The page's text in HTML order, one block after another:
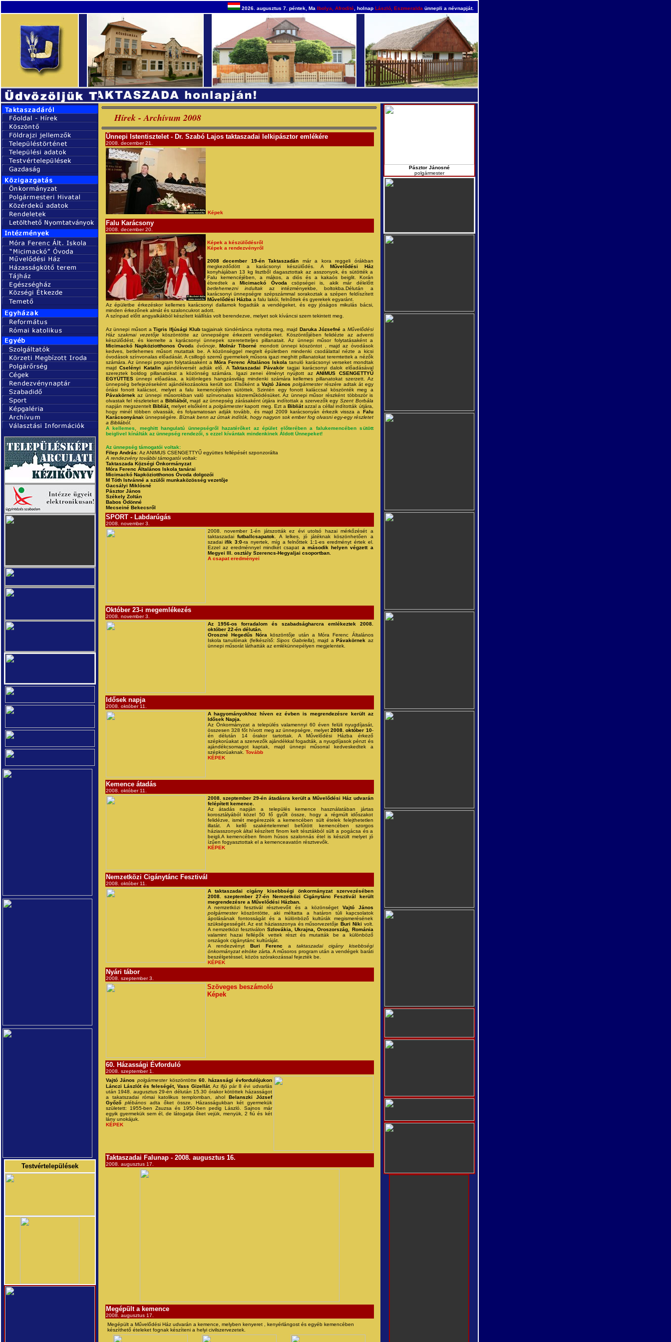
2026. augusztus 7. péntek, Ma Ibolya, Afrodité , holnap László, Eszmeralda ünnepli a névnapját.
Testvértelepülések
Hírek - Archívum 2008
Ünnepi Istentisztelet - Dr. Szabó Lajos taktaszadai lelkipásztor emlékére
2008. december 21.
Képek
Falu Karácsony
2008. december 20.
Képek a készülődésről
Képek a rendezvényről
2008 december 19-én Taktaszadán már a kora reggeli órákban
megkezdődött a karácsonyi készülődés. A Művelődési Ház
konyhájában 13 kg lisztből dagasztottak az asszonyok, és sütötték a
Falu kemencéjében, a mákos, a diós és a kakaós beiglit. Korán
ébredtek aMicimackó Óvoda csöpségei is, akik már délelőtt
betlehemezni indultakaz intézményekbe, boltokba.Délután a
karácsonyi ünnepségre szépszámmal sorakoztak a szépen feldíszített
Művelődési Házba a falu lakói, felnőttek és gyerekek egyaránt.
Az épületbe érkezéskor kellemes karácsonyi dallamok fogadták a vendégeket, és egy jóságos mikulás bácsi,
minden érkezőnek almát és szaloncukrot adott.
A színpad előtt angyalkákból készített kiállítás volt berendezve, melyet sok kíváncsi szem tekintett meg.
Az ünnepi műsort aTigris Ifjúsági Klubtagjainak tündértánca nyitotta meg, majd Daruka Józsefné a Művelődési
Ház szakmai vezetőjeköszöntötte az ünnepségre érkezett vendégeket. Köszöntőjében felidézte az adventi
készülődést, és kiemelte a karácsonyi ünnepek szeretetteljes pillanatait. Az ünnepi műsor folytatásaként a
Micimackó Napköziotthonos Óvoda óvónoje, Molnár Tiborné mondott ünnepi köszöntot , majd az óvodások
kedves, betlehemes műsort mutattak be. A közönséggel megtelt épületben mindenki csodálattal nézte a kicsi
óvodások színvonalas előadását. A csillogó szemű gyermekek műsora igazi meghitt pillanatokat teremtettek a nézők
számára. Az ünnepi program folytatásaként aMóra Ferenc Általános Iskola tanuló karácsonyi verseket mondtak
majdCselényi Katalin ajándékversét adták elő. ATaktaszadai Pávakör tagjai karácsonyi dalok előadásával
szereztek boldog pillanatokat a közönség számára. Igazi zenei élményt nyújtott az ANIMUS CSENGETTYŰ
EGYÜTTESünnepi előadása, a különleges hangzásvilág mindenki számára kellemes pillanatokat szerzett. Az
ünnepség befejezéseként ajándékozásokra került sor. Elsőként a Vajtó János polgármesterrészére adtak át egy
óriási fonott kalácsot, melyet a falu kemencéjében sütöttek. Szintén egy fonott kaláccsal köszönték meg a
Pávakörnek az ünnepi műsorokban való színvonalas közreműködésüket. Az ünnepi műsor részként többször is
olvastak fel részleteket a Bibliából, majd az ünnepség zárásaként útjára indítottak a szervezők egy Szent Borbála
napján megszentelt Bibliát, melyet elsőként apolgármesterkapott meg. Ezt a Bibliátazzal a céllal indították útjára,
hogy minél többen olvassák, és folyamatosan adják tovább, és majd 2009 karácsonyán érkezik vissza a Falu
Karácsonyának ünnepségére. Bíznak benn az útnak indítók, hogy nagyon sok ember fog olvasni egy-egy részletet
a Bibliából.
A kellemes, meghitt hangulatú ünnepségről hazatérőket az épület előterében a falukemencében sütött
beiglivel kínálták az ünnepség rendezői, s ezzel kívántak mindenkinek Áldott Ünnepeket!
Az ünnepség támogatói voltak:
Filep András: Az ANIMUS CSENGETTYŰ együttes fellépését szponzorálta
A rendezvény további támogatói voltak:
Taktaszada Községi Önkormányzat
Móra Ferenc Általános Iskola tanárai
Micimackó Napköziotthonos Óvoda dolgozói
M Tóth Istvánné a szülői munkaközösség vezetője
Gacsályi Miklósné
Pásztor János
Székely Zoltán
Babos Ödönné
Mecseiné Bekecsről
SPORT - Labdarúgás
2008. november 3.
2008. november 1-én játszották ez évi utolsó hazai mérkőzését a
taktaszadaifutballcsapatok
. A lelkes, jó játéknak köszönhetően a
szadaiifik 3:0-ra nyertek, míg a felnőttek 1:1-es eredményt értek el.
Ezzel az eredménnyel mindkét csapat a második helyen végzett a
Megyei III. osztály Szerencs-Hegyaljai csoportban.
A csapat eredményei
Október 23-i megemlékezés
2008. november 3.
Az 1956-os forradalom és szabadságharcra emlékeztek 2008.
október 22-én délután.
Oroszné Hegedűs Nóra köszöntője után a Móra Ferenc Általános
Iskola tanulóinak (felkészítő: Sipos Gabriella), majd a Pávakörnek az
ünnepi műsorát láthatták az emlékünnepélyen megjelentek.
Idősek napja
2008. október 11.
A hagyományokhoz híven ez évben is megrendezésre került az
Idősek Napja.
Az Önkormányzat a település valamennyi 60 éven felüli nyugdíjasát,
összesen 328 főt hívott meg az ünnepségre, melyet 2008. október 10-
én délután 14 órakor tartottak. A Művelődési Házba érkező
szépkorúakat a szervezők ajándékkal fogadták, a nyugdíjasok pénzt és
ajándékcsomagot kaptak, majd ünnepi műsorral kedveskedtek a
szépkorúaknak. Tovább
KÉPEK
Kemence átadás
2008. október 11.
2008. szeptember 29-én átadásra került a Művelődési Ház udvarán
felépített kemence.
Az átadás napján a település kemence használatában jártas
korosztályából közel 50 fő gyűlt össze, hogy a régmúlt időszakot
felidézve, ismét megérezzék a kemencében sült ételek felejthetetlen
illatát. A kellő szakértelemmel befűtött kemencében szorgos
háziasszonyok által készített finom kelt tésztákból sült a pogácsa és a
beigli.A kemencében finom húsos szalonnás étel is készült melyet jó
ízűen fogyasztottak el a kemenceavatón résztvevők.
KÉPEK
Nemzetközi Cigánytánc Fesztivál
2008. október 11.
A taktaszadai cigány kisebbségi önkormányzat szervezésében
2008. szeptember 27-én Nemzetközi Cigánytánc Fesztivál került
megrendezésre a Művelődési Házban.
A nemzetközi fesztivál résztvevőit és a közönséget Vajtó János
polgármesterköszöntötte, aki méltatta a határon túli kapcsolatok
ápolásának fontosságát és a különböző kultúrák megismerésének
szükségességét. Az est háziasszonya és műsorvezetője Buri Niki volt.
A nemzetközi fesztiválon Szlovákia, Ukrajna, Oroszország, Románia
valamint hazai fellépők vettek részt és mutatták be a különböző
országok cigánytánc kultúráját.
A rendezvényt Buri Ferenc a taktaszadai cigány kisebbségi
önkormányzat elnökezárta. A műsoros program után a vendégek baráti
beszélgetéssel, közös szórakozással fejezték be.
KÉPEK
Nyári tábor
2008. szeptember 3.
Szöveges beszámoló
Képek
60. Házassági Évforduló
2008. szeptember 1.
Vajtó János polgármesterköszöntötte 60. házassági évfordulójukon
Lánczi Lászlót és feleségét, Vass Gizellát. Az ifjú pár 8 évi udvarlás
után 1948. augusztus 29-én délután 15.30 órakor kötöttek házasságot
a takatszadai római katolikus templomban, ahol Belanszki József
Győző
plébánosadta őket össze. Házasságukban két gyermekük
született: 1955-ben Zsuzsa és 1950-ben pedig László. Sajnos már
egyik gyermekük sem él, de látogatja őket vejük, menyük, 2 fiú és két
lány unokájuk.
KÉPEK
Taktaszadai Falunap - 2008. augusztus 16.
2008. augusztus 17.
Megépült a kemence
2008. augusztus 17.
Megépült a Művelődési Ház udvarán a kemence, melyben kenyeret , kenyérlángost és egyéb kemencében
készíthető ételeket fognak készíteni a helyi civilszervezetek.
Pásztor Jánosné
polgármester